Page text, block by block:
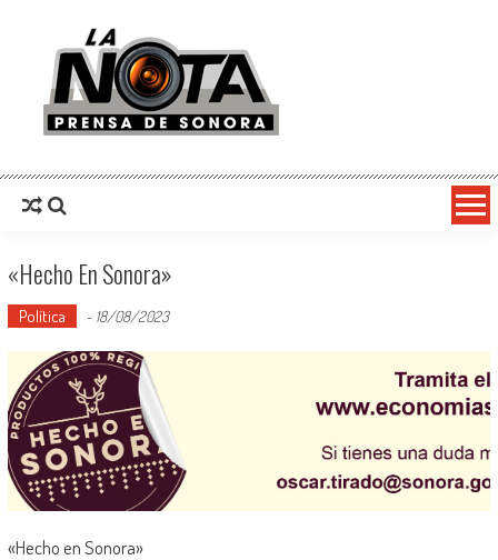
La Nota Prensa De Sonora
«Hecho En Sonora»
Política - 18/08/2023
«Hecho en Sonora»